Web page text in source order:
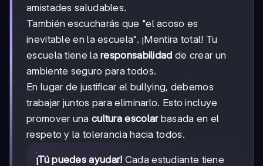
amistades saludables.
También escucharás que "el acoso es
inevitable en la escuela". ¡Mentira total! Tu
escuela tiene laresponsabilidad de crear un
ambiente seguro para todos.
En lugar de justificar el bullying, debemos
trabajar juntos para eliminarlo. Esto incluye
promover una cultura escolarbasada en el
respeto y la tolerancia hacia todos.
¡Tú puedes ayudar! Cada estudiante tiene